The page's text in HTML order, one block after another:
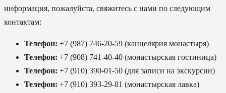
информация, пожалуйста, свяжитесь с нами по следующим
контактам:
Телефон: +7 (987) 746-20-59 (канцелярия монастыря)
Телефон: +7 (908) 741-40-40 (монастырская гостиница)
Телефон: +7 (910) 390-01-50 (для записи на экскурсии)
Телефон: +7 (910) 393-29-81 (монастырская лавка)